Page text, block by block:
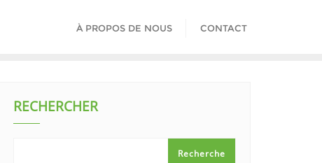
À PROPOS DE NOUS CONTACT
RECHERCHER
Recherche